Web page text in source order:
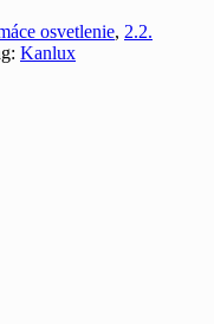
osvetlenie, 2.2.
Kanlux